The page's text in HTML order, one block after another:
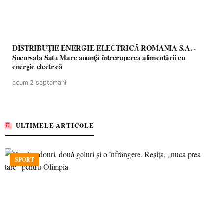
DISTRIBUȚIE ENERGIE ELECTRICĂ ROMANIA S.A. -
Sucursala Satu Mare anunţă întreruperea alimentării cu
energie electrică
acum 2 saptamani
ULTIMELE ARTICOLE
SPORT